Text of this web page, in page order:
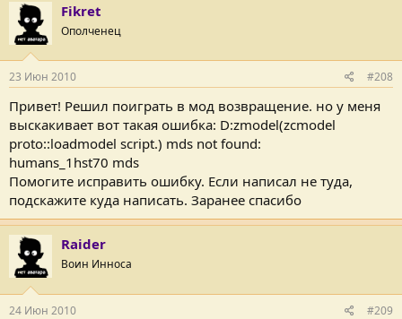
Fikret
Ополченец
23 Июн 2010 #208
Привет! Решил поиграть в мод возвращение. но у меня
выскакивает вот такая ошибка: D:zmodel(zcmodel
proto::loadmodel script.) mds not found:
humans_1hst70 mds
Помогите исправить ошибку. Если написал не туда,
подскажите куда написать. Заранее спасибо
Raider
Воин Инноса
24 Июн 2010 #209